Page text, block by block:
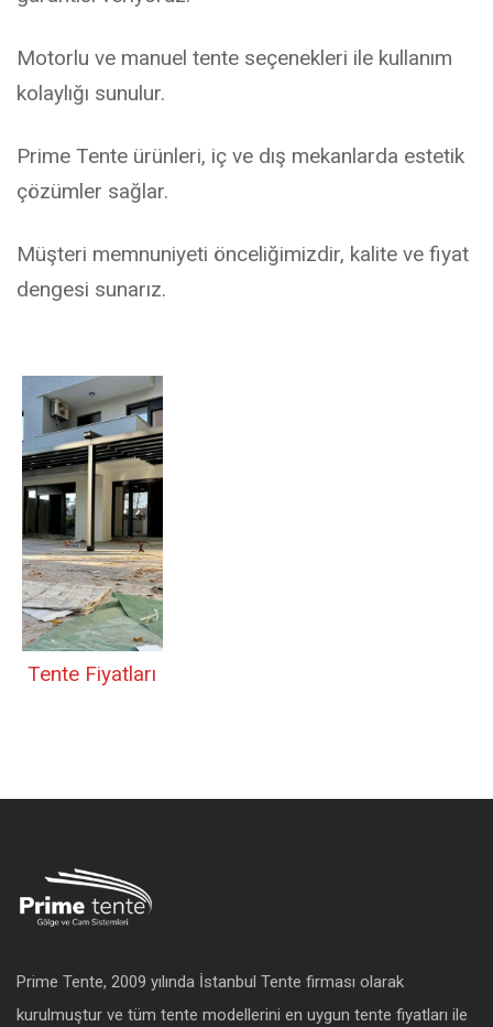
Motorlu ve manuel tente seçenekleri ile kullanım
kolaylığı sunulur.
Prime Tente ürünleri, iç ve dış mekanlarda estetik
çözümler sağlar.
Müşteri memnuniyeti önceliğimizdir, kalite ve fiyat
dengesi sunarız.
Tente Fiyatları
Prime Tente, 2009 yılında İstanbul Tente firması olarak
kurulmuştur ve tüm tente modellerini en uygun tente fiyatları ile